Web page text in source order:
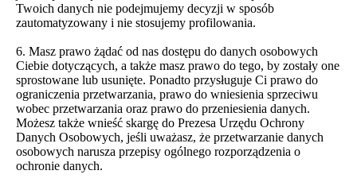
Twoich danych nie podejmujemy decyzji w sposób
zautomatyzowany i nie stosujemy profilowania.
6. Masz prawo żądać od nas dostępu do danych osobowych
Ciebie dotyczących, a także masz prawo do tego, by zostały one
sprostowane lub usunięte. Ponadto przysługuje Ci prawo do
ograniczenia przetwarzania, prawo do wniesienia sprzeciwu
wobec przetwarzania oraz prawo do przeniesienia danych.
Możesz także wnieść skargę do Prezesa Urzędu Ochrony
Danych Osobowych, jeśli uważasz, że przetwarzanie danych
osobowych narusza przepisy ogólnego rozporządzenia o
ochronie danych.